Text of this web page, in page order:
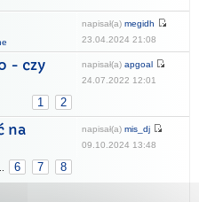
napisał(a) megidh
23.04.2024 21:08
- czy
1 2
napisał(a) apgoal
24.07.2022 12:01
na
6 7 8
napisał(a) mis_dj
09.10.2024 13:48